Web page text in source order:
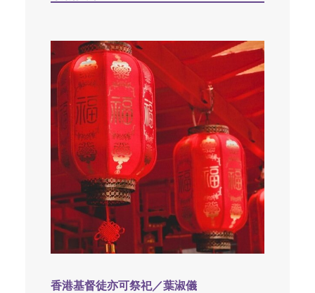
香港基督徒亦可祭祀／葉淑儀